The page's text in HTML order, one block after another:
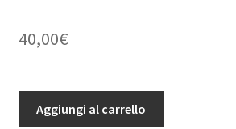
40,00€
romane.
Aggiungi al carrello